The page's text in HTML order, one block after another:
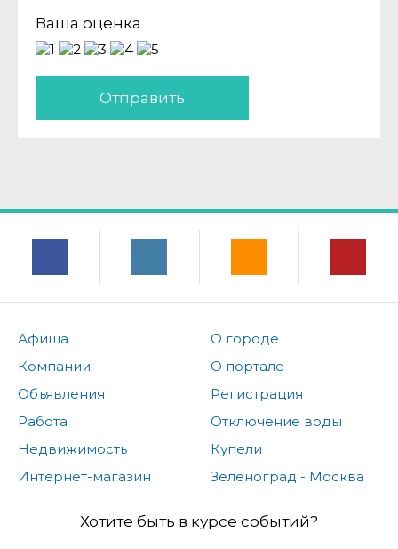
Ваша оценка
Отправить
Афиша
Компании
Объявления
Работа
Недвижимость
Интернет-магазин
О городе
О портале
Регистрация
Отключение воды
Купели
Зеленоград - Москва
Хотите быть в курсе событий?